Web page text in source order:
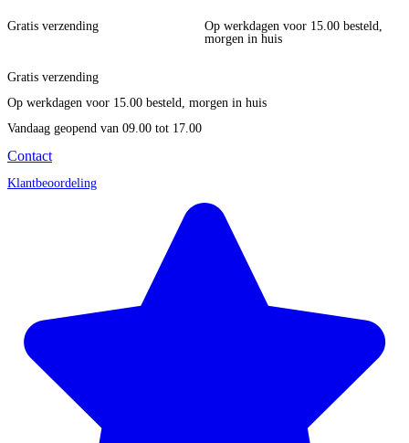
Gratis verzending
Op werkdagen voor 15.00 besteld,
morgen in huis
Gratis verzending
Op werkdagen voor 15.00 besteld, morgen in huis
Vandaag geopend van 09.00 tot 17.00
Contact
Klantbeoordeling